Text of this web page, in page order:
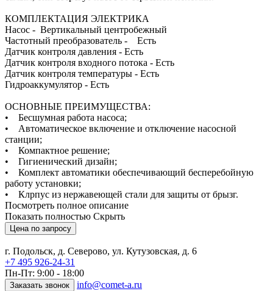
КОМПЛЕКТАЦИЯ ЭЛЕКТРИКА
Насос - Вертикальный центробежный
Частотный преобразователь - Есть
Датчик контроля давления - Есть
Датчик контроля входного потока - Есть
Датчик контроля температуры - Есть
Гидроаккумулятор - Есть
ОСНОВНЫЕ ПРЕИМУЩЕСТВА:
• Бесшумная работа насоса;
• Автоматическое включение и отключение насосной
станции;
• Компактное решение;
• Гигиенический дизайн;
• Комплект автоматики обеспечивающий бесперебойную
работу установки;
• Клрпус из нержавеющей стали для защиты от брызг.
Посмотреть полное описание
Показать полностью Скрыть
Цена по запросу
г. Подольск, д. Северово, ул. Кутузовская, д. 6
+7 495 926-24-31
Пн-Пт: 9:00 - 18:00
Заказать звонок info@comet-a.ru